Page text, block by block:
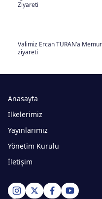
Ziyareti
Valimiz Ercan TURAN’a
ziyareti
Anasayfa
İlkelerimiz
Yayınlarımız
Yönetim Kurulu
İletişim